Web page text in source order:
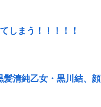
しまう！！！！！
清純乙女・黒川結、顔